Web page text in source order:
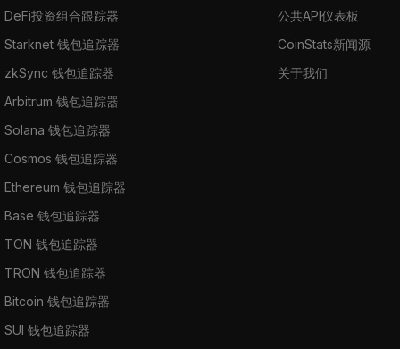
DeFi投资组合跟踪器
Starknet 钱包追踪器
zkSync 钱包追踪器
Arbitrum 钱包追踪器
Solana 钱包追踪器
Cosmos 钱包追踪器
Ethereum 钱包追踪器
Base 钱包追踪器
TON 钱包追踪器
TRON 钱包追踪器
Bitcoin 钱包追踪器
SUI 钱包追踪器
公共API仪表板
CoinStats新闻源
关于我们